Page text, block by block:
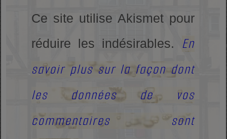
Ce site utilise Akismet pour
réduire les indésirables. En
savoir plus sur la façon dont
les données de vos
commentaires sont